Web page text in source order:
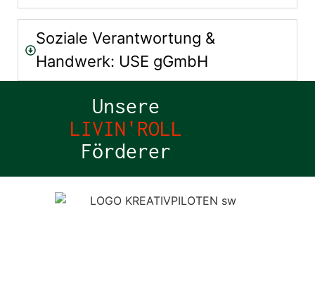
Soziale Verantwortung &
Handwerk: USE gGmbH
Unsere
LIVIN'ROLL
Förderer